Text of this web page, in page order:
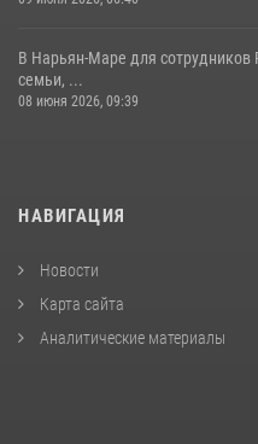
В Нарьян-Маре для
семьи, ...
08 июня 2026, 09:39
НАВИГАЦИЯ
Новости
Карта сайта
Аналитические материалы